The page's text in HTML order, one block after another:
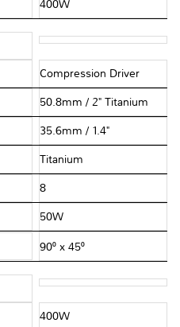
400W
Compression Driver
50.8mm / 2" Titanium
35.6mm / 1.4"
Titanium
8Ω
50W
90⁰ x 45⁰
400W